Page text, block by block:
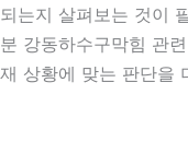
되는지 살펴보는 것이
분 강동하수구막힘 관
재 상황에 맞는 판단을